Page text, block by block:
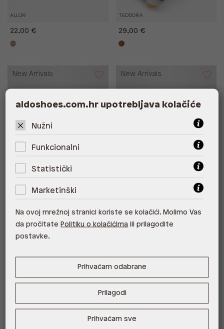
ALLOR
22,00 €
TEDDORA
29,00 €
MAREE SYN SHINY
New Arrivals New Arrivals
aldoshoes.com.hr upotrebljava kolačiće
Nužni
Funkcionalni
Statistički
Marketinški
Na ovoj mrežnoj stranici koriste se kolačići. Molimo Vas
da pročitate Politiku o kolačićima ili prilagodite
postavke.
Prihvaćam odabrane
Prilagodi
Prihvaćam sve